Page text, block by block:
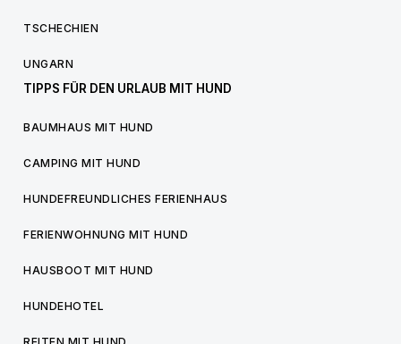
TSCHECHIEN
UNGARN
TIPPS FÜR DEN URLAUB MIT HUND
BAUMHAUS MIT HUND
CAMPING MIT HUND
HUNDEFREUNDLICHES FERIENHAUS
FERIENWOHNUNG MIT HUND
HAUSBOOT MIT HUND
HUNDEHOTEL